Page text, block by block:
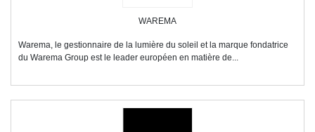
WAREMA
Warema, le gestionnaire de la lumière du soleil et la marque fondatrice
du Warema Group est le leader européen en matière de...